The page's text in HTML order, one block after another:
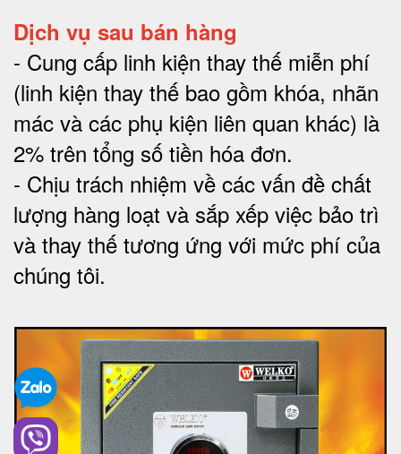
Dịch vụ sau bán hàng
- Cung cấp linh kiện thay thế miễn phí
(linh kiện thay thế bao gồm khóa, nhãn
mác và các phụ kiện liên quan khác) là
2% trên tổng số tiền hóa đơn.
- Chịu trách nhiệm về các vấn đề chất
lượng hàng loạt và sắp xếp việc bảo trì
và thay thế tương ứng với mức phí của
chúng tôi.